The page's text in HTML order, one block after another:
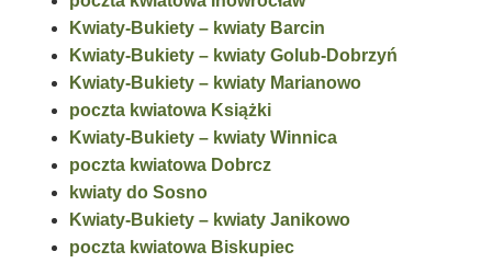
Kwiaty-Bukiety – kwiaty Barcin
Kwiaty-Bukiety – kwiaty Golub-Dobrzyń
Kwiaty-Bukiety – kwiaty Marianowo
poczta kwiatowa Książki
Kwiaty-Bukiety – kwiaty Winnica
poczta kwiatowa Dobrcz
kwiaty do Sosno
Kwiaty-Bukiety – kwiaty Janikowo
poczta kwiatowa Biskupiec